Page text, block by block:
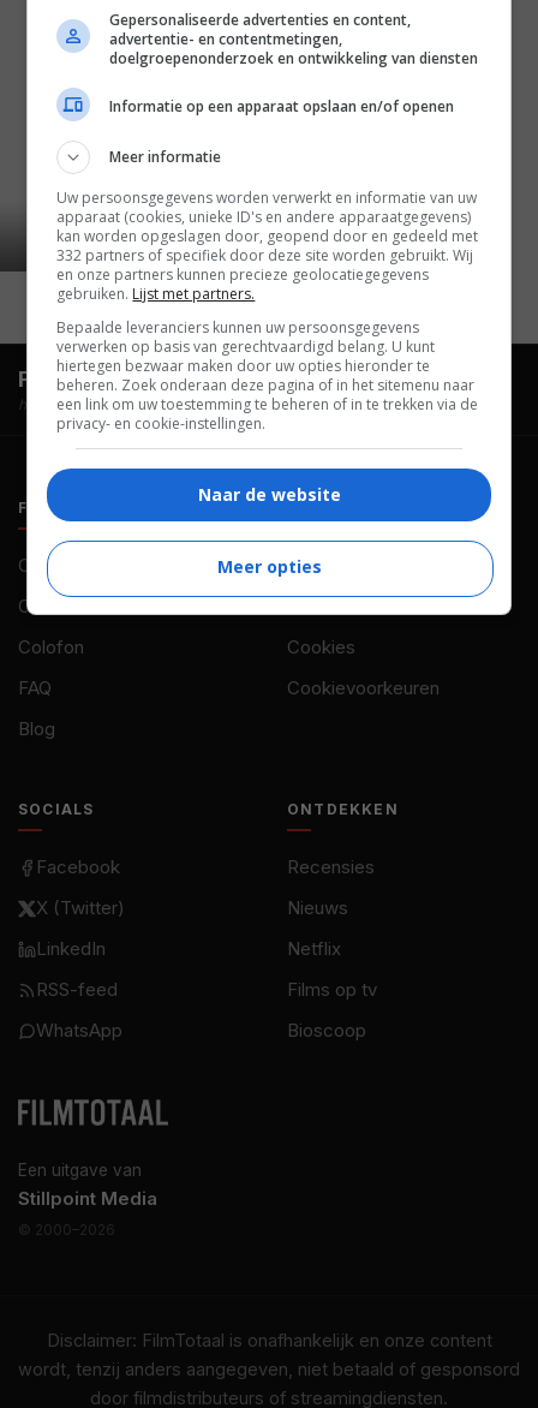
FilmTotaal.Hét online filmoverzicht.
hosted by
Een uitgave van
Stillpoint Media
© 2000–2026
FILMTOTAAL
Contact
Over ons
Colofon
FAQ
Blog
Privacy
Cookies
Cookievoorkeuren
SOCIALS
Facebook
X (Twitter)
LinkedIn
RSS-feed
WhatsApp
ONTDEKKEN
Recensies
Nieuws
Netflix
Films op tv
Bioscoop
Disclaimer: FilmTotaal is onafhankelijk en onze content
wordt, tenzij anders aangegeven, niet betaald of gesponsord
door filmdistributeurs of streamingdiensten.
Gepersonaliseerde advertenties en content,
advertentie- en contentmetingen,
doelgroepenonderzoek en ontwikkeling van diensten
Informatie op een apparaat opslaan en/of openen
Meer informatie
Uw persoonsgegevens worden verwerkt en informatie van uw
apparaat (cookies, unieke ID's en andere apparaatgegevens)
kan worden opgeslagen door, geopend door en gedeeld met
332 partners of specifiek door deze site worden gebruikt. Wij
en onze partners kunnen precieze geolocatiegegevens
gebruiken. Lijst met partners.
Bepaalde leveranciers kunnen uw persoonsgegevens
verwerken op basis van gerechtvaardigd belang. U kunt
hiertegen bezwaar maken door uw opties hieronder te
beheren. Zoek onderaan deze pagina of in het sitemenu naar
een link om uw toestemming te beheren of in te trekken via de
privacy- en cookie-instellingen.
Naar de website
Meer opties